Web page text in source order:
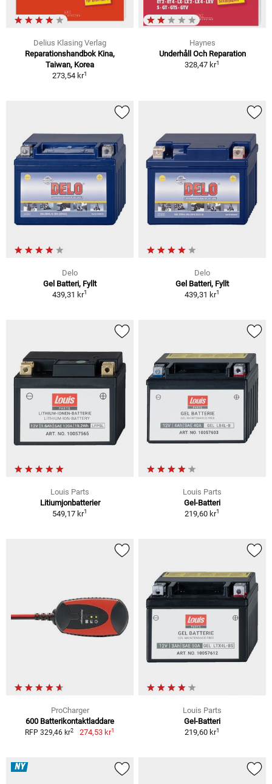
Delius Klasing Verlag
Reparationshandbok Kina,
Taiwan, Korea
273,54 kr1
Haynes
Underhåll Och Reparation
328,47 kr1
Delo
Gel Batteri, Fyllt
439,31 kr1
Delo
Gel Batteri, Fyllt
439,31 kr1
Louis Parts
Litiumjonbatterier
549,17 kr1
Louis Parts
Gel-Batteri
219,60 kr1
ProCharger
600 Batterikontaktladdare
RFP 329,46 kr2 274,53 kr1
Louis Parts
Gel-Batteri
219,60 kr1
NY